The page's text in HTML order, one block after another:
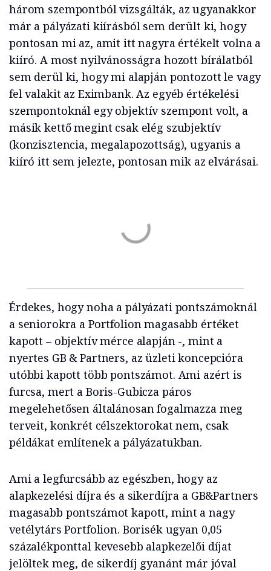
három szempontból vizsgálták, az ugyanakkor
már a pályázati kiírásból sem derült ki, hogy
pontosan mi az, amit itt nagyra értékelt volna a
kiíró. A most nyilvánosságra hozott bírálatból
sem derül ki, hogy mi alapján pontozott le vagy
fel valakit az Eximbank. Az egyéb értékelési
szempontoknál egy objektív szempont volt, a
másik kettő megint csak elég szubjektív
(konzisztencia, megalapozottság), ugyanis a
kiíró itt sem jelezte, pontosan mik az elvárásai.
Érdekes, hogy noha a pályázati pontszámoknál
a seniorokra a Portfolion magasabb értéket
kapott – objektív mérce alapján -, mint a
nyertes GB & Partners, az üzleti koncepcióra
utóbbi kapott több pontszámot. Ami azért is
furcsa, mert a Boris-Gubicza páros
megelehetősen általánosan fogalmazza meg
terveit, konkrét célszektorokat nem, csak
példákat említenek a pályázatukban.
Ami a legfurcsább az egészben, hogy az
alapkezelési díjra és a sikerdíjra a GB&Partners
magasabb pontszámot kapott, mint a nagy
vetélytárs Portfolion. Borisék ugyan 0,05
százalékponttal kevesebb alapkezelői díjat
jelöltek meg, de sikerdíj gyanánt már jóval